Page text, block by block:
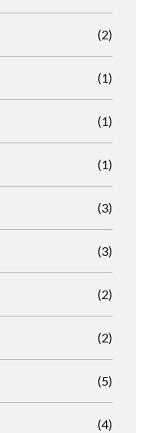
(2)
(1)
(1)
(1)
(3)
(3)
(2)
(2)
(5)
(4)